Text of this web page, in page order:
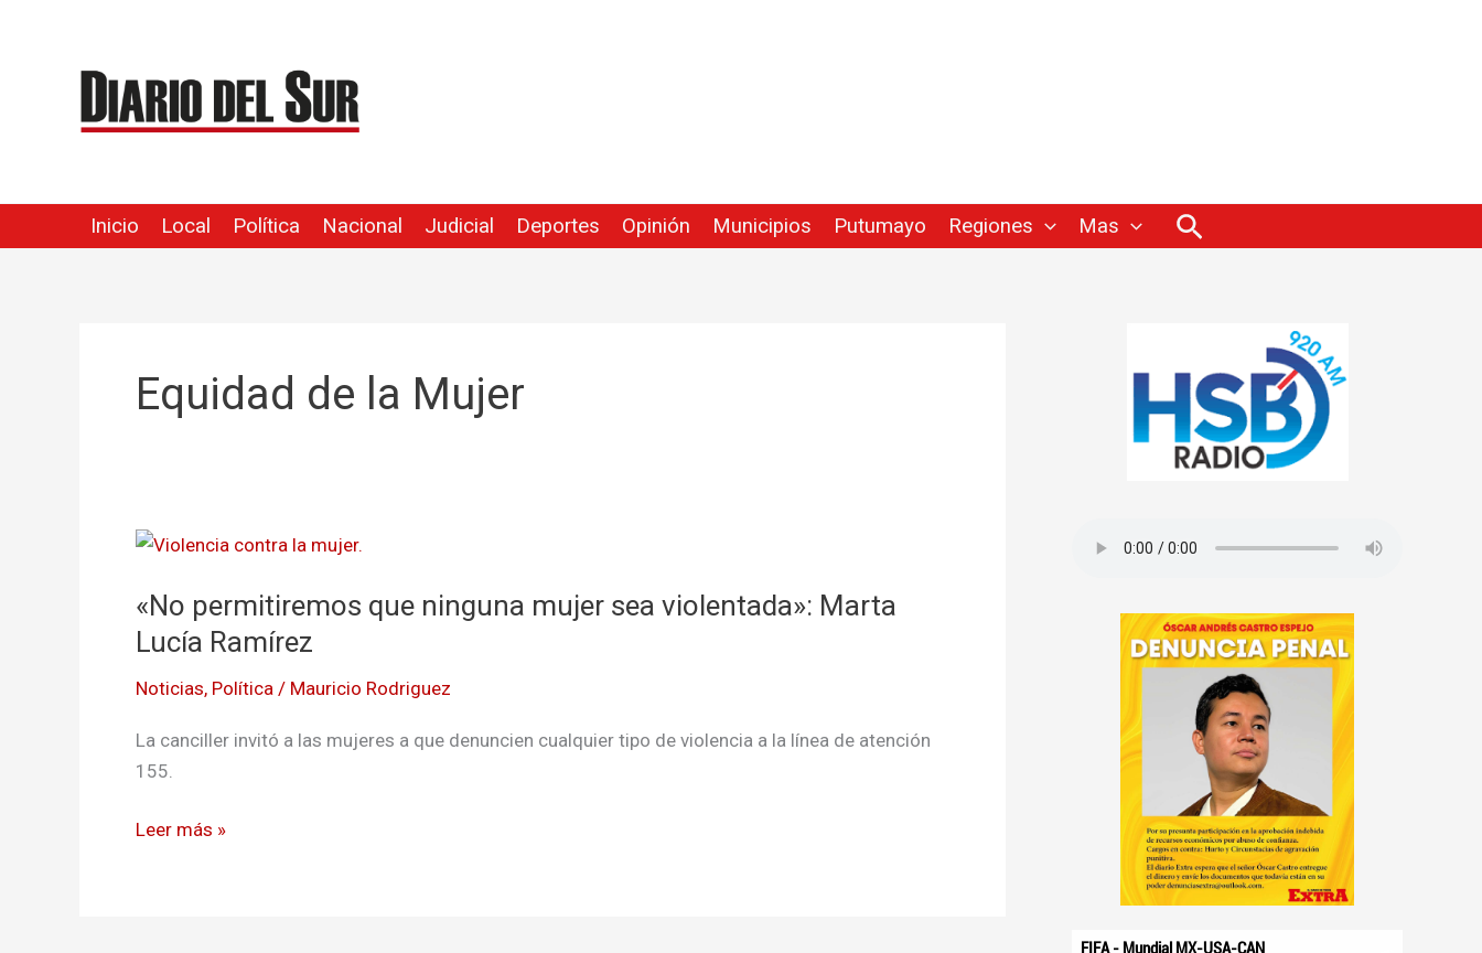
contenido
Inicio Local Política Nacional Judicial Deportes Opinión Municipios Putumayo Regiones Mas Buscar
Equidad de la Mujer
«No permitiremos que ninguna mujer sea violentada»: Marta
Lucía Ramírez
Noticias, Política / Mauricio Rodriguez
La canciller invitó a las mujeres a que denuncien cualquier tipo de violencia a la línea de atención
155.
«No
que
ninguna
sea
Ramírez
Leer más »